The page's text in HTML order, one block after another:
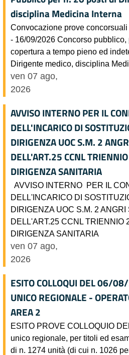
disciplina Medicina Interna
Convocazione prove
- 16/09/2026 Concorso
copertura a tempo pieno ed
Dirigente medico, disciplina
ven 07 ago,
2026
AVVISO INTERNO PER IL
DELL'INCARICO DI
DIRIGENZA UOC S.M. 2
DELL'ART.25 CCNL
DIRIGENZA SANITARIA
AVVISO INTERNO PER IL
DELL'INCARICO DI
DIRIGENZA UOC S.M. 2 ANGRI
DELL'ART.25 CCNL TRIENNIO
DIRIGENZA SANITARIA
ven 07 ago,
2026
ESITO COLLOQUI DEL 06/
UNICO REGIONALE -
AREA 2
ESITO PROVE COLLOQUIO
unico regionale, per titoli ed
di n. 1274 unità (di cui n. 1026